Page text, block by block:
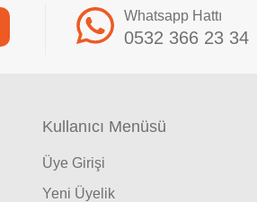
Whatsapp Hattı
0532 366 23 34
Kullanıcı Menüsü
Üye Girişi
Yeni Üyelik